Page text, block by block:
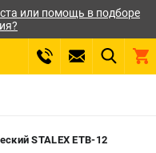
или помощь в подборе
STALEX ETB-12